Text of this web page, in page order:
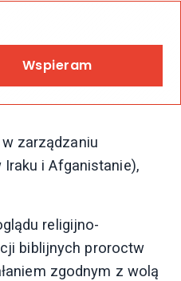
Wspieram
zarządzaniu
i Afganistanie),
religijno-
biblijnych proroctw
zgodnym z wolą